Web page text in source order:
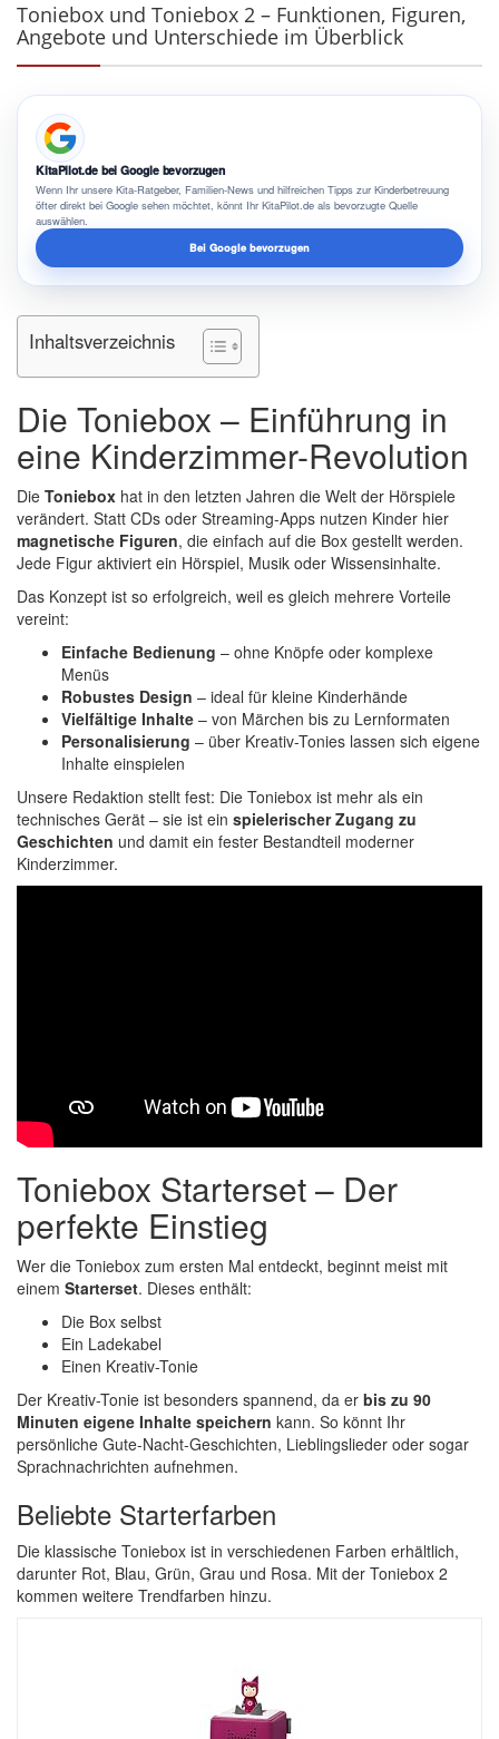
Toniebox und Toniebox 2 – Funktionen, Figuren,
Angebote und Unterschiede im Überblick
KitaPilot.de bei Google bevorzugen
Wenn Ihr unsere Kita-Ratgeber, Familien-News und hilfreichen Tipps zur Kinderbetreuung
öfter direkt bei Google sehen möchtet, könnt Ihr KitaPilot.de als bevorzugte Quelle
auswählen.
Bei Google bevorzugen
Inhaltsverzeichnis
Die Toniebox – Einführung in
eine Kinderzimmer-Revolution
Die Toniebox hat in den letzten Jahren die Welt der Hörspiele
verändert. Statt CDs oder Streaming-Apps nutzen Kinder hier
magnetische Figuren, die einfach auf die Box gestellt werden.
Jede Figur aktiviert ein Hörspiel, Musik oder Wissensinhalte.
Das Konzept ist so erfolgreich, weil es gleich mehrere Vorteile
vereint:
Einfache Bedienung – ohne Knöpfe oder komplexe
Menüs
Robustes Design – ideal für kleine Kinderhände
Vielfältige Inhalte – von Märchen bis zu Lernformaten
Personalisierung – über Kreativ-Tonies lassen sich eigene
Inhalte einspielen
Unsere Redaktion stellt fest: Die Toniebox ist mehr als ein
technisches Gerät – sie ist ein spielerischer Zugang zu
Geschichten und damit ein fester Bestandteil moderner
Kinderzimmer.
Toniebox Starterset – Der
perfekte Einstieg
Wer die Toniebox zum ersten Mal entdeckt, beginnt meist mit
einem Starterset. Dieses enthält:
Die Box selbst
Ein Ladekabel
Einen Kreativ-Tonie
Der Kreativ-Tonie ist besonders spannend, da er bis zu 90
Minuten eigene Inhalte speichern kann. So könnt Ihr
persönliche Gute-Nacht-Geschichten, Lieblingslieder oder sogar
Sprachnachrichten aufnehmen.
Beliebte Starterfarben
Die klassische Toniebox ist in verschiedenen Farben erhältlich,
darunter Rot, Blau, Grün, Grau und Rosa. Mit der Toniebox 2
kommen weitere Trendfarben hinzu.